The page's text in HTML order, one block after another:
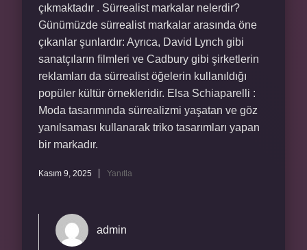
çıkmaktadır . Sürrealist markalar nelerdir?
Günümüzde sürrealist markalar arasında öne
çıkanlar şunlardır: Ayrıca, David Lynch gibi
sanatçıların filmleri ve Cadbury gibi şirketlerin
reklamları da sürrealist öğelerin kullanıldığı
popüler kültür örnekleridir. Elsa Schiaparelli :
Moda tasarımında sürrealizmi yaşatan ve göz
yanılsaması kullanarak triko tasarımları yapan
bir markadır.
Kasım 9, 2025 Yanıtla
admin